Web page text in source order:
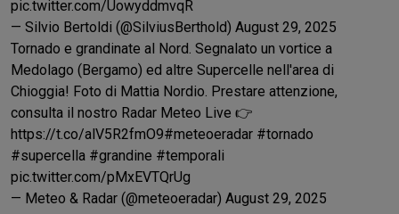
pic.twitter.com/UowyddmvqR
— Silvio Bertoldi (@SilviusBerthold) August 29, 2025
Tornado e grandinate al Nord. Segnalato un vortice a
Medolago (Bergamo) ed altre Supercelle nell'area di
Chioggia! Foto di Mattia Nordio. Prestare attenzione,
consulta il nostro Radar Meteo Live 👉
https://t.co/alV5R2fmO9#meteoeradar #tornado
#supercella #grandine #temporali
pic.twitter.com/pMxEVTQrUg
— Meteo & Radar (@meteoeradar) August 29, 2025